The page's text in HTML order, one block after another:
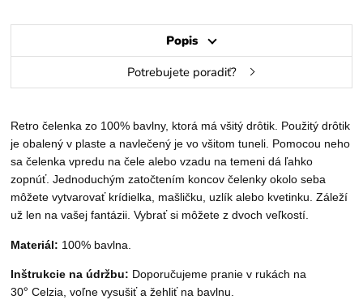
Popis
Potrebujete poradiť?
Retro čelenka zo 100% bavlny, ktorá má všitý drôtik. Použitý drôtik
je obalený v plaste a navlečený je vo všitom tuneli. Pomocou neho
sa čelenka vpredu na čele alebo vzadu na temeni dá ľahko
zopnúť. Jednoduchým zatočtením koncov čelenky okolo seba
môžete vytvarovať krídielka, mašličku, uzlík alebo kvetinku. Záleží
už len na vašej fantázii. Vybrať si môžete z dvoch veľkostí.
Materiál: 100% bavlna.
Inštrukcie na údržbu: Doporučujeme pranie v rukách na
30°Celzia, voľne vysušiť ažehliť na bavlnu.